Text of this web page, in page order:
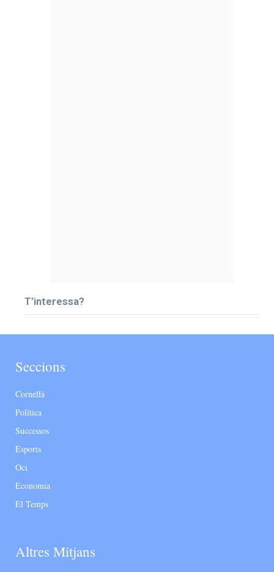
T’interessa?
Seccions
Cornellà
Política
Successos
Esports
Oci
Economia
El Temps
Altres Mitjans